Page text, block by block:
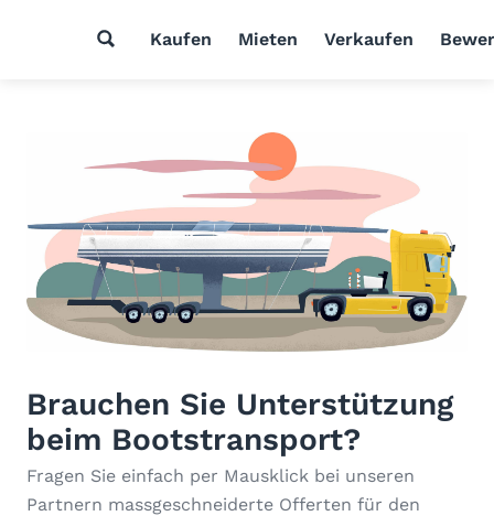
Kaufen Mieten Verkaufen
Brauchen Sie Unterstützung
beim Bootstransport?
Fragen Sie einfach per Mausklick bei unseren
Partnern massgeschneiderte Offerten für den